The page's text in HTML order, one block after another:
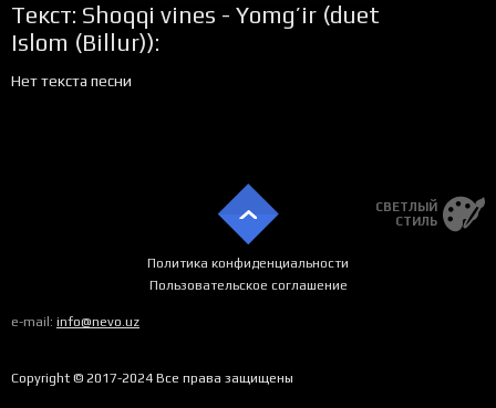
Текст: Shoqqi vines - Yomg’ir (duet
Islom (Billur)):
Нет текста песни
СВЕТЛЫЙ
СТИЛЬ
Политика конфиденциальности
Пользовательское соглашение
e-mail: info@nevo.uz
Copyright © 2017-2024 Все права защищены